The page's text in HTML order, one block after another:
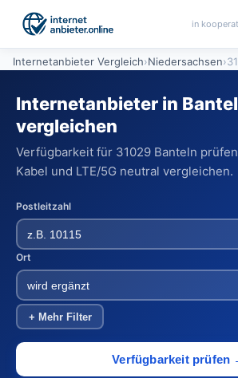
in
Internetanbieter Vergleich›Niedersachsen›
Internetanbieter in
vergleichen
Verfügbarkeit für 31029 Banteln
Kabel und LTE/5G neutral vergleichen.
Postleitzahl
Ort
+ Mehr Filter
Verfügbarkeit prüfen